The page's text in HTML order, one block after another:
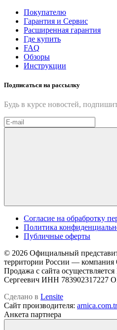
Покупателю
Гарантия и Сервис
Расширенная гарантия
Где купить
FAQ
Обзоры
Инструкции
Подписаться на рассылку
Будь в курсе новостей,
Cогласие на обрабротку
Политика
Публичные оферты
© 2026 Официальный
территории России —
Продажа с сайта
Сергеевич ИНН 783902317227
Сделано в Lensite
Сайт производителя:
Анкета партнера